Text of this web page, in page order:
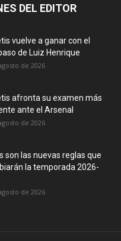
DEL EDITOR
vuelve a ganar con el
de Luiz Henrique
de 2026
afronta su examen más
ante el Arsenal
de 2026
son las nuevas reglas que
la temporada 2026-
de 2026